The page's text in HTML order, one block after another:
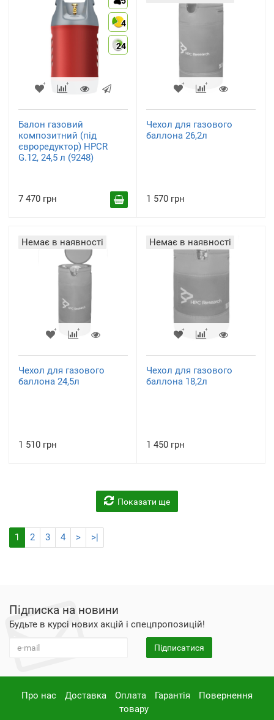
4
24
Балон газовий
композитний (під
євроредуктор) HPCR
G.12, 24,5 л (9248)
7 470 грн
Чехол для газового
баллона 26,2л
1 570 грн
Немає в наявності
Чехол для газового
баллона 24,5л
1 510 грн
Немає в наявності
Чехол для газового
баллона 18,2л
1 450 грн
Показати ще
1 2 3 4 > >|
Підписка на новини
Будьте в курсі нових акцій і спецпропозицій!
Підписатися
Про нас Доставка Оплата Гарантія
Повернення
товару